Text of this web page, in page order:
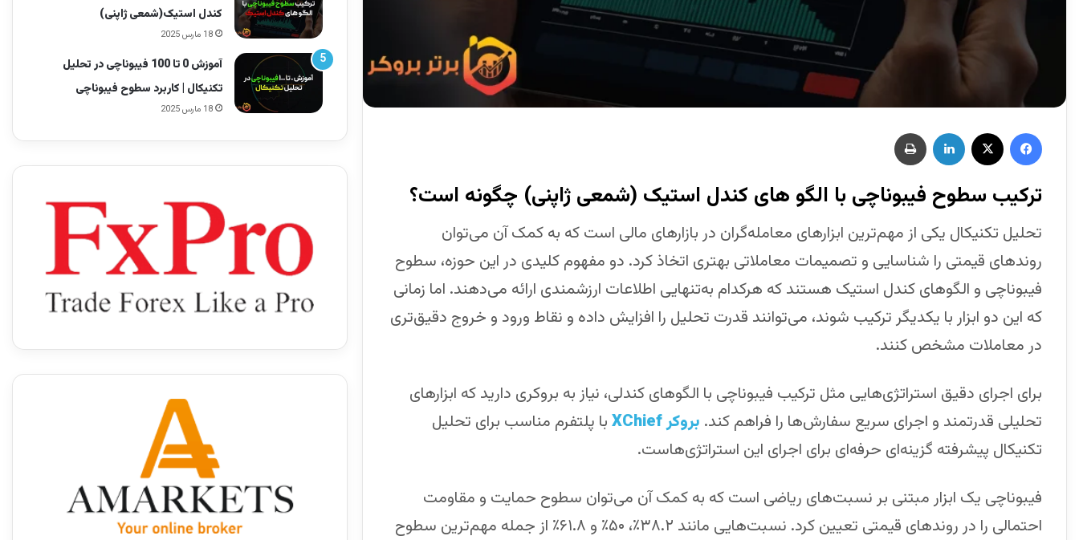
ترکیب سطوح فیبوناچی با الگو های کندل استیک (شمعی ژاپنی) چگونه است؟
تحلیل تکنیکال یکی از مهم‌ترین ابزارهای معامله‌گران در بازارهای مالی است که به کمک آن می‌توان
روندهای قیمتی را شناسایی و تصمیمات معاملاتی بهتری اتخاذ کرد. دو مفهوم کلیدی در این حوزه، سطوح
فیبوناچی و الگوهای کندل استیک هستند که هرکدام به‌تنهایی اطلاعات ارزشمندی ارائه می‌دهند. اما زمانی
که این دو ابزار با یکدیگر ترکیب شوند، می‌توانند قدرت تحلیل را افزایش داده و نقاط ورود و خروج دقیق‌تری
در معاملات مشخص کنند.
برای اجرای دقیق استراتژی‌هایی مثل ترکیب فیبوناچی با الگوهای کندلی، نیاز به بروکری دارید که ابزارهای
تحلیلی قدرتمند و اجرای سریع سفارش‌ها را فراهم کند. بروکر XChief
با پلتفرم مناسب برای تحلیل
تکنیکال پیشرفته گزینه‌ای حرفه‌ای برای اجرای این استراتژی‌هاست.
فیبوناچی یک ابزار مبتنی بر نسبت‌های ریاضی است که به کمک آن می‌توان سطوح حمایت و مقاومت
احتمالی را در روندهای قیمتی تعیین کرد. نسبت‌هایی مانند ۳۸.۲٪، ۵۰٪ و ۶۱.۸٪ از جمله مهم‌ترین سطوح
کندل استیک(شمعی ژاپنی)
18 مارس 2025
آموزش 0 تا 100 فیبوناچی در تحلیل
تکنیکال | کاربرد سطوح فیبوناچی
18 مارس 2025